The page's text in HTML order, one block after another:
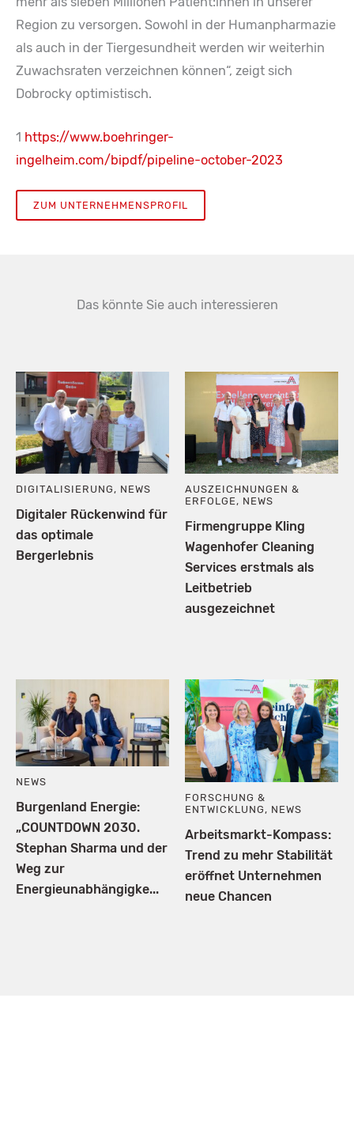
Region zu versorgen. Sowohl in der Humanpharmazie
als auch in der Tiergesundheit werden wir weiterhin
Zuwachsraten verzeichnen können“, zeigt sich
Dobrocky optimistisch.
1 https://www.boehringer-
ingelheim.com/bipdf/pipeline-october-2023
ZUM UNTERNEHMENSPROFIL
Das könnte Sie auch interessieren
DIGITALISIERUNG , NEWS
Digitaler Rückenwind für
das optimale
Bergerlebnis
AUSZEICHNUNGEN &
ERFOLGE, NEWS
Firmengruppe Kling
Wagenhofer Cleaning
Services erstmals als
Leitbetrieb
ausgezeichnet
NEWS
Burgenland Energie:
„COUNTDOWN 2030.
Stephan Sharma und der
Weg zur
Energieunabhängigke...
FORSCHUNG &
ENTWICKLUNG , NEWS
Arbeitsmarkt-Kompass:
Trend zu mehr Stabilität
eröffnet Unternehmen
neue Chancen